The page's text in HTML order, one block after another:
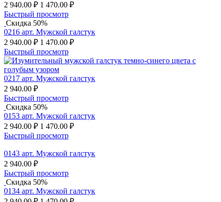
2 940.00 ₽ 1 470.00 ₽
Быстрый просмотр
Скидка 50%
0216 арт. Мужской галстук
2 940.00 ₽ 1 470.00 ₽
Быстрый просмотр
0217 арт. Мужской галстук
2 940.00 ₽
Быстрый просмотр
Скидка 50%
0153 арт. Мужской галстук
2 940.00 ₽ 1 470.00 ₽
Быстрый просмотр
0143 арт. Мужской галстук
2 940.00 ₽
Быстрый просмотр
Скидка 50%
0134 арт. Мужской галстук